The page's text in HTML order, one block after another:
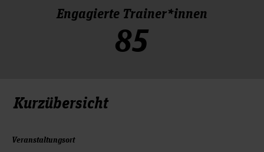
Engagierte Trainer*innen
85
Kurzübersicht
Veranstaltungsort